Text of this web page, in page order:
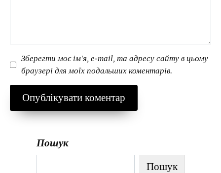
Зберегти моє ім'я, e-mail, та адресу сайту в цьому
браузері для моїх подальших коментарів.
Пошук
Пошук